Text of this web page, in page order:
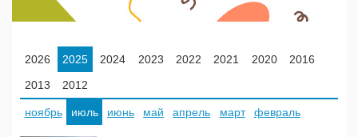
2026 2025 2024 2023 2022 2021 2020
2016
2013
2012
ноябрь июль июнь май апрель март февраль